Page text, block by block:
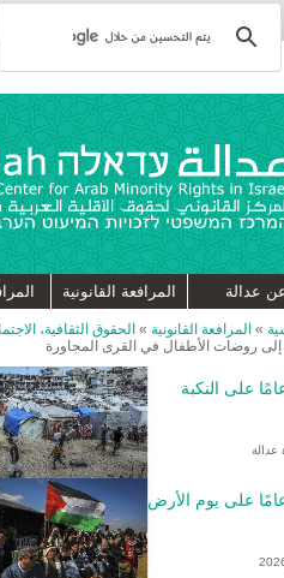
عدالة المرافعة القانونية
» المرافعة القانونية » الحقوق الثقافية،
إلى روضات الأطفال في القرى المجاورة
عدالة